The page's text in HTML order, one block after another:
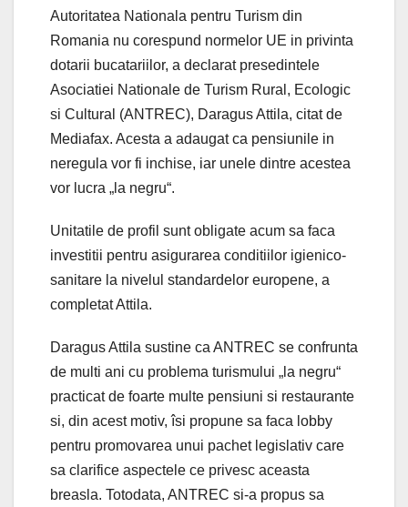
Autoritatea Nationala pentru Turism din
Romania nu corespund normelor UE in privinta
dotarii bucatariilor, a declarat presedintele
Asociatiei Nationale de Turism Rural, Ecologic
si Cultural (ANTREC), Daragus Attila, citat de
Mediafax. Acesta a adaugat ca pensiunile in
neregula vor fi inchise, iar unele dintre acestea
vor lucra „la negru“.
Unitatile de profil sunt obligate acum sa faca
investitii pentru asigurarea conditiilor igienico-
sanitare la nivelul standardelor europene, a
completat Attila.
Daragus Attila sustine ca ANTREC se confrunta
de multi ani cu problema turismului „la negru“
practicat de foarte multe pensiuni si restaurante
si, din acest motiv, îsi propune sa faca lobby
pentru promovarea unui pachet legislativ care
sa clarifice aspectele ce privesc aceasta
breasla. Totodata, ANTREC si-a propus sa